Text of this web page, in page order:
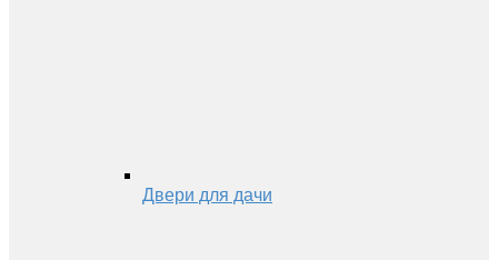
Двери для дачи